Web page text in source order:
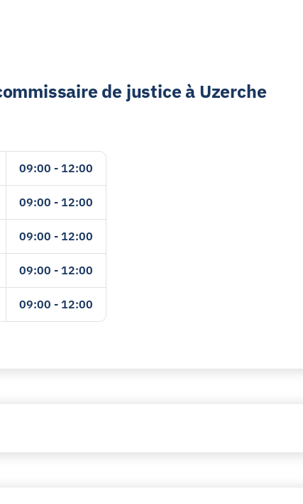
de justice à Uzerche
09:00 - 12:00
09:00 - 12:00
09:00 - 12:00
09:00 - 12:00
09:00 - 12:00